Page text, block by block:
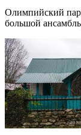
Олимпийский
большой